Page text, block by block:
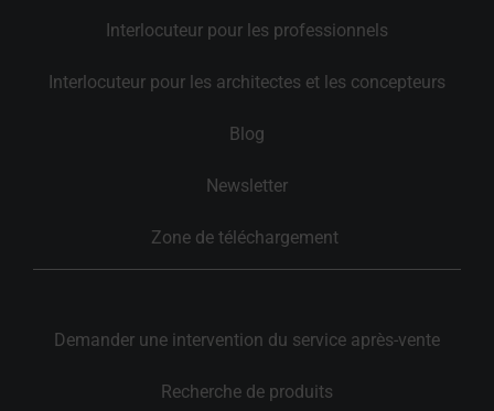
Interlocuteur pour les professionnels
Interlocuteur pour les architectes et les concepteurs
Blog
Newsletter
Zone de téléchargement
Demander une intervention du service après-vente
Recherche de produits